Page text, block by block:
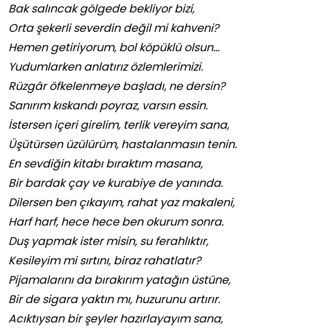
Bak salıncak gölgede bekliyor bizi,
Orta şekerli severdin değil mi kahveni?
Hemen getiriyorum, bol köpüklü olsun…
Yudumlarken anlatırız özlemlerimizi.
Rüzgâr öfkelenmeye başladı, ne dersin?
Sanırım kıskandı poyraz, varsın essin.
İstersen içeri girelim, terlik vereyim sana,
Üşütürsen üzülürüm, hastalanmasın tenin.
En sevdiğin kitabı bıraktım masana,
Bir bardak çay ve kurabiye de yanında.
Dilersen ben çıkayım, rahat yaz makaleni,
Harf harf, hece hece ben okurum sonra.
Duş yapmak ister misin, su ferahlıktır,
Kesileyim mi sırtını, biraz rahatlatır?
Pijamalarını da bırakırım yatağın üstüne,
Bir de sigara yaktın mı, huzurunu artırır.
Acıktıysan bir şeyler hazırlayayım sana,